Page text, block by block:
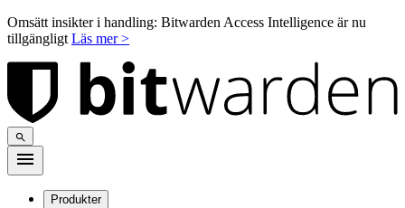
Omsätt insikter i handling: Bitwarden Access Intelligence är nu
tillgängligt Läs mer >
Produkter